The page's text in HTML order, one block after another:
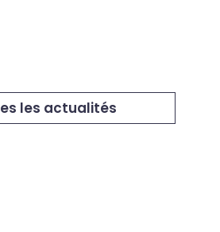
les actualités